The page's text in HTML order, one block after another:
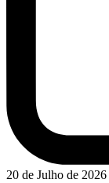
20 de Julho de 2026